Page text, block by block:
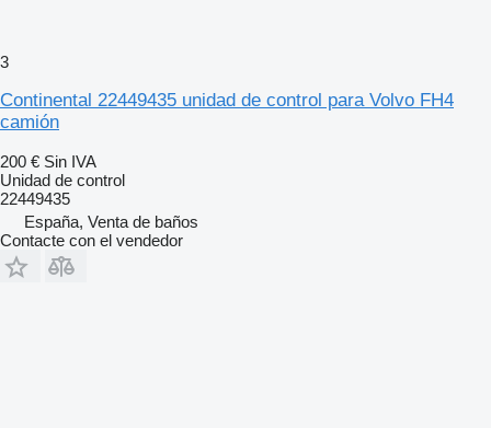
3
Continental 22449435 unidad de control para Volvo FH4
camión
200 € Sin IVA
Unidad de control
22449435
España, Venta de baños
Contacte con el vendedor